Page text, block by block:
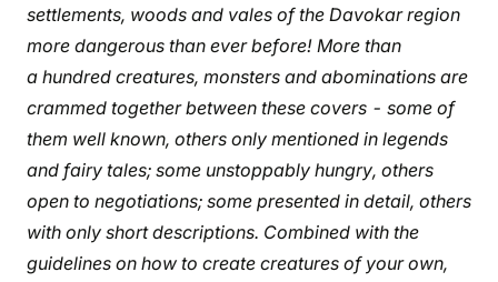
settlements, woods and vales of the Davokar region
more dangerous than ever before! More than
a hundred creatures, monsters and abominations are
crammed together between these covers - some of
them well known, others only mentioned in legends
and fairy tales; some unstoppably hungry, others
open to negotiations; some presented in detail, others
with only short descriptions. Combined with the
guidelines on how to create creatures of your own,